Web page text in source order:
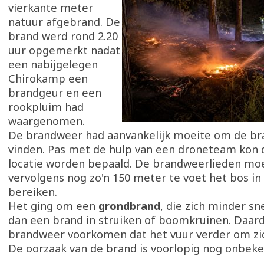
vierkante meter
natuur afgebrand. De
brand werd rond 2.20
uur opgemerkt nadat
een nabijgelegen
Chirokamp een
brandgeur en een
rookpluim had
waargenomen.
De brandweer had aanvankelijk moeite om de
vinden. Pas met de hulp van een droneteam kon
locatie worden bepaald. De brandweerlieden
vervolgens nog zo'n 150 meter te voet het bos
bereiken.
Het ging om een grondbrand, die zich minder
dan een brand in struiken of boomkruinen.
brandweer voorkomen dat het vuur verder om
De oorzaak van de brand is voorlopig nog